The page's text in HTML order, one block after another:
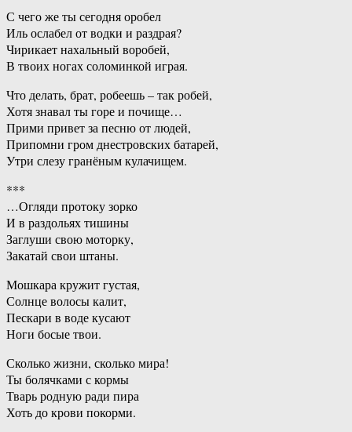
С чего же ты сегодня оробел
Иль ослабел от водки и раздрая?
Чирикает нахальный воробей,
В твоих ногах соломинкой играя.
Что делать, брат, робеешь – так робей,
Хотя знавал ты горе и почище…
Прими привет за песню от людей,
Припомни гром днестровских батарей,
Утри слезу гранёным кулачищем.
***
…Огляди протоку зорко
И в раздольях тишины
Заглуши свою моторку,
Закатай свои штаны.
Мошкара кружит густая,
Солнце волосы калит,
Пескари в воде кусают
Ноги босые твои.
Сколько жизни, сколько мира!
Ты болячками с кормы
Тварь родную ради пира
Хоть до крови покорми.